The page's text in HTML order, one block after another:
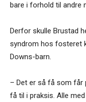
bare i forhold til andre
Derfor skulle Brustad
syndrom hos fosteret
Downs-barn.
– Det er så få som får
få til i praksis. Alle